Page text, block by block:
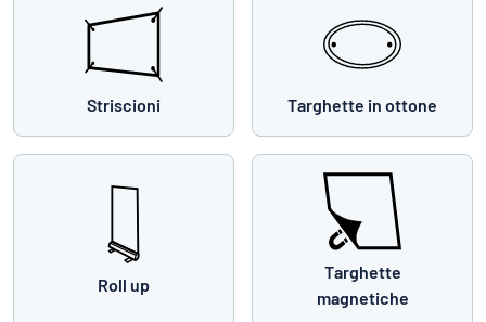
Striscioni Targhette in ottone
Roll up
Targhette
magnetiche